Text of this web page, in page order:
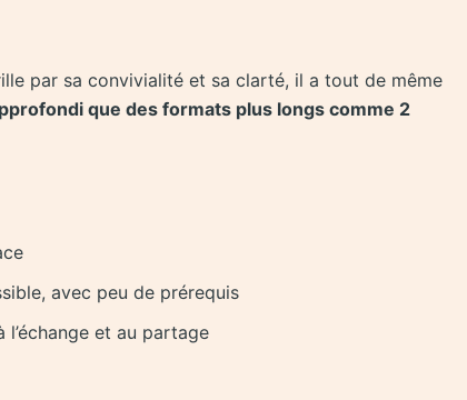
par sa convivialité et sa clarté, il a tout de même
que des formats plus longs comme 2
avec peu de prérequis
l’échange et au partage